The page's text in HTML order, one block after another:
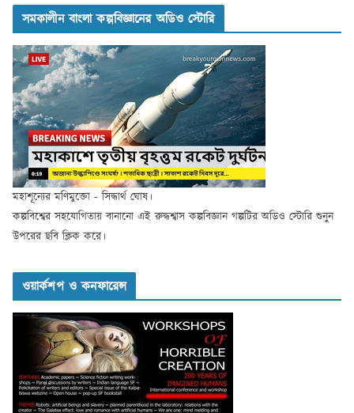
সমকালীন বাংলা কল্পবিজ্ঞানের অডিও স্টোরি
মহাশূন্যের মণিমুক্তো - সিদ্ধার্থ ঘোষ।
কল্পবিশ্বের সহযোগিতায় বানানো এই রুদ্ধশ্বাস কল্পবিজ্ঞান গল্পটির অডিও স্টোরি শুনুন
উপরের ছবি ক্লিক করে।
ওয়ার্কশপ ও কনফারেন্স